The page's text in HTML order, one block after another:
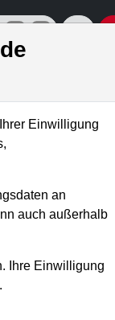
Social Media-
Einwilligung
an
auch außerhalb
Ihre Einwilligung